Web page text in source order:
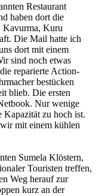
Restaurant
haben dort die
Kavurma, Kuru
Die Mail hatte ich
dort mit einem
sind noch etwas
reparierte Action-
bestücken
blieb. Die ersten
Nur wenige
Kapazität zu hoch ist.
mit einem kühlen
Sumela Klöstern,
Touristen treffen,
Weg herauf zur
kurz an der